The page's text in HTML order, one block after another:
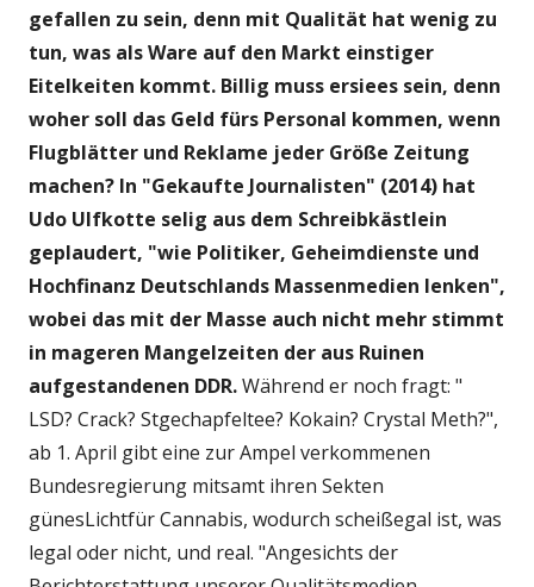
gefallen zu sein, denn mit Qualität hat wenig zu
tun, was als Ware auf den Markt einstiger
Eitelkeiten kommt. Billig muss ersiees sein, denn
woher soll das Geld fürs Personal kommen, wenn
Flugblätter und Reklame jeder Größe Zeitung
machen? In "Gekaufte Journalisten" (2014) hat
Udo Ulfkotte selig aus dem Schreibkästlein
geplaudert, "wie Politiker, Geheimdienste und
Hochfinanz Deutschlands Massenmedien lenken",
wobei das mit der Masse auch nicht mehr stimmt
in mageren Mangelzeiten der aus Ruinen
aufgestandenen DDR.Während er noch fragt: "
LSD? Crack? Stgechapfeltee? Kokain? Crystal Meth?",
ab 1. April gibt eine zur Ampel verkommenen
Bundesregierung mitsamt ihren Sekten
günesLichtfür Cannabis, wodurch scheißegal ist, was
legal oder nicht, und real. "Angesichts der